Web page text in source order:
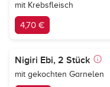
mit Krebsfleisch
4,70 €
Nigiri Ebi, 2 Stück
mit gekochten Garnelen